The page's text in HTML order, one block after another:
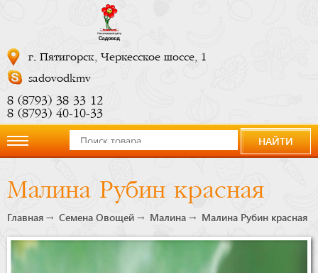
г. Пятигорск, Черкесское шоссе, 1
sadovodkmv
8 (8793) 38 33 12
8 (8793) 40-10-33
компании
Новости
НАЙТИ
Малина Рубин красная
Главная Семена Овощей Малина Малина Рубин красная